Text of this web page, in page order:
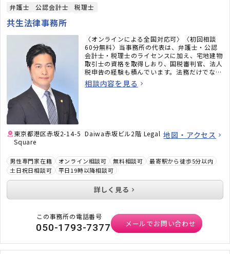
弁護士 公認会計士 税理士
共生法律事務所
〈オンラインによる全国対応可〉〈初回相談
60分無料〉当事務所の代表は、弁護士・公認
会計士・税理士のライセンスに加え、宅地建物
取引士の資格を取得しおり、国税審判官、法人
税申告の経験も積んでいます。法務だけでな
く、税務のことまで考えた包括的なサポートを
ご提供いたします。不動産・相続でお困りの
相談内容を見る
東京都港区赤坂2-14-5 Daiwa赤坂ビル2階 Legal
Square
地図・アクセス
男性専門家在籍 オンライン相談可 無料相談可
最寄駅から徒歩5分以内
土日祝日相談可
平日19時以降相談可
詳しく見る
この事務所の電話番号
050-1793-7377 メールでお問い合わせ